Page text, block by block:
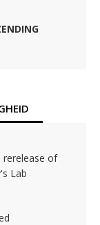
rerelease of
Lab